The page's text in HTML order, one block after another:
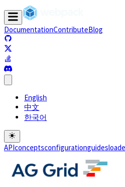
DocumentationContributeBlog
(opens in a new tab)
English
中文
한국어
APIconceptsconfigurationguides